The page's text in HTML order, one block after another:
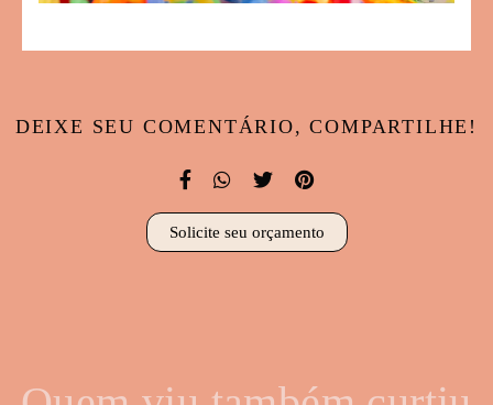
DEIXE SEU COMENTÁRIO, COMPARTILHE!
Solicite seu orçamento